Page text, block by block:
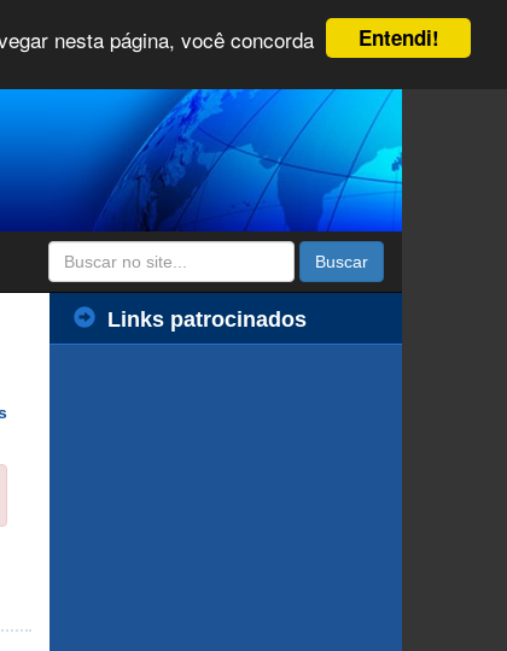
Entendi!
nesta página, você concorda
Buscar
Links patrocinados